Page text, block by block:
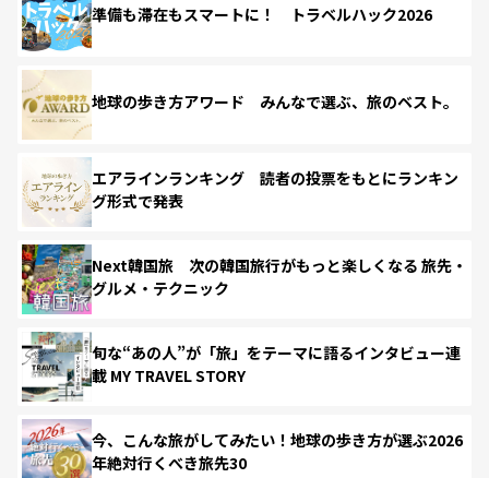
準備も滞在もスマートに！ トラベルハック2026
地球の歩き方アワード みんなで選ぶ、旅のベスト。
エアラインランキング 読者の投票をもとにランキン
グ形式で発表
Next韓国旅 次の韓国旅行がもっと楽しくなる 旅先・
グルメ・テクニック
旬な“あの人”が「旅」をテーマに語るインタビュー連
載 MY TRAVEL STORY
今、こんな旅がしてみたい！地球の歩き方が選ぶ2026
年絶対行くべき旅先30